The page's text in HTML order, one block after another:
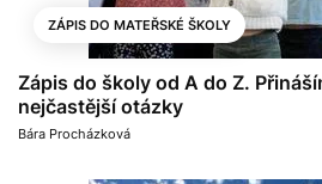
ZÁPIS DO MATEŘSKÉ ŠKOLY
Zápis do školy od A do Z.
nejčastější otázky
Bára Procházková